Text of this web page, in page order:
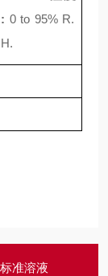
: 0 to 95% R.
H.
准溶液